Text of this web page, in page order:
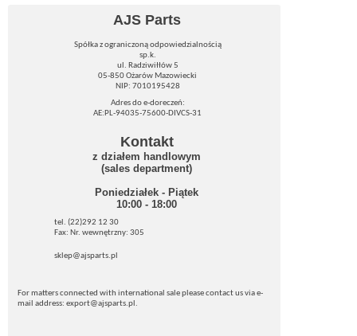
AJS Parts
Spółka z ograniczoną odpowiedzialnością
sp.k.
ul. Radziwiłłów 5
05-850 Ożarów Mazowiecki
NIP: 7010195428
Adres do e-doreczeń:
AE:PL-94035-75600-DIVCS-31
Kontakt
z działem handlowym
(sales department)
Poniedziałek - Piątek
10:00 - 18:00
tel. (22)292 12 30
Fax: Nr. wewnętrzny: 305
sklep@ajsparts.pl
For matters connected with international sale please contact us via e-
mail address: export@ajsparts.pl.